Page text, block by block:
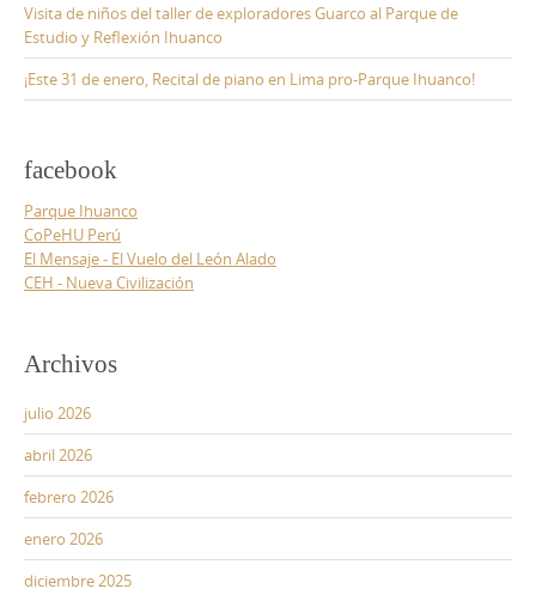
Visita de niños del taller de exploradores Guarco al Parque de
Estudio y Reflexión Ihuanco
¡Este 31 de enero, Recital de piano en Lima pro-Parque Ihuanco!
facebook
Parque Ihuanco
CoPeHU Perú
El Mensaje - El Vuelo del León Alado
CEH - Nueva Civilización
Archivos
julio 2026
abril 2026
febrero 2026
enero 2026
diciembre 2025